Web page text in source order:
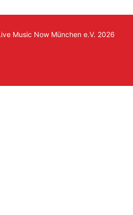
Music Now München e.V. 2026